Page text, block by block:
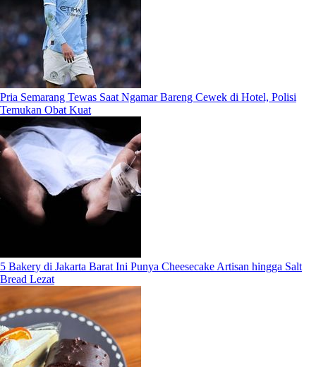
Pria Semarang Tewas Saat Ngamar Bareng Cewek di Hotel, Polisi
Temukan Obat Kuat
5 Bakery di Jakarta Barat Ini Punya Cheesecake Artisan hingga Salt
Bread Lezat